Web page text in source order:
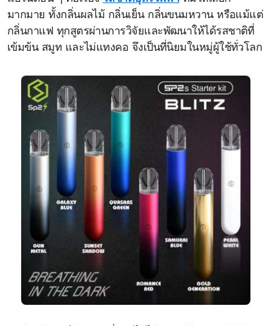
มากมาย ทั้งกลิ่นผลไม้ กลิ่นเย็น กลิ่นขนมหวาน หรือแม้แต่
กลิ่นกาแฟ ทุกสูตรผ่านการวิจัยและพัฒนาให้ได้รสชาติที่
เข้มข้น สมูท และไม่แทงคอ จึงเป็นที่นิยมในหมู่ผู้ใช้ทั่วโลก